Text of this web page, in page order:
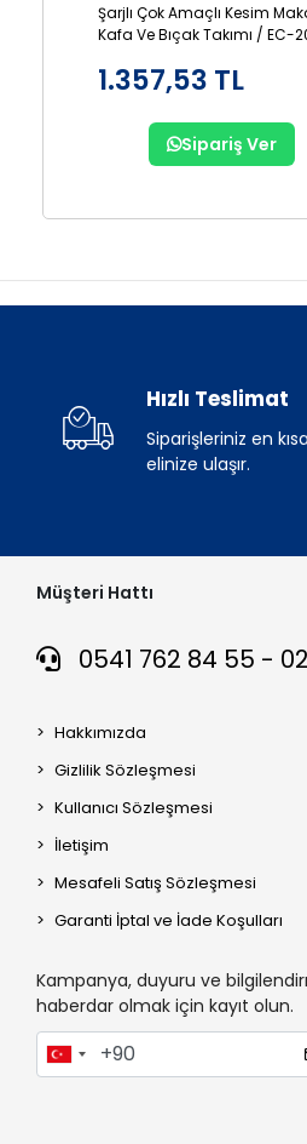
Şarjlı Çok Amaçlı Kesim
Kafa Ve Bıçak Takımı / EC-
1.357,53 TL
Sipariş Ver
Hızlı Teslimat
Siparişleriniz en
elinize ulaşır.
Müşteri Hattı
0541 762 84 55 -
Hakkımızda
Gizlilik Sözleşmesi
Kullanıcı Sözleşmesi
İletişim
Mesafeli Satış Sözleşmesi
Garanti İptal ve İade Koşulları
Kampanya, duyuru ve
haberdar olmak için kayıt olun.